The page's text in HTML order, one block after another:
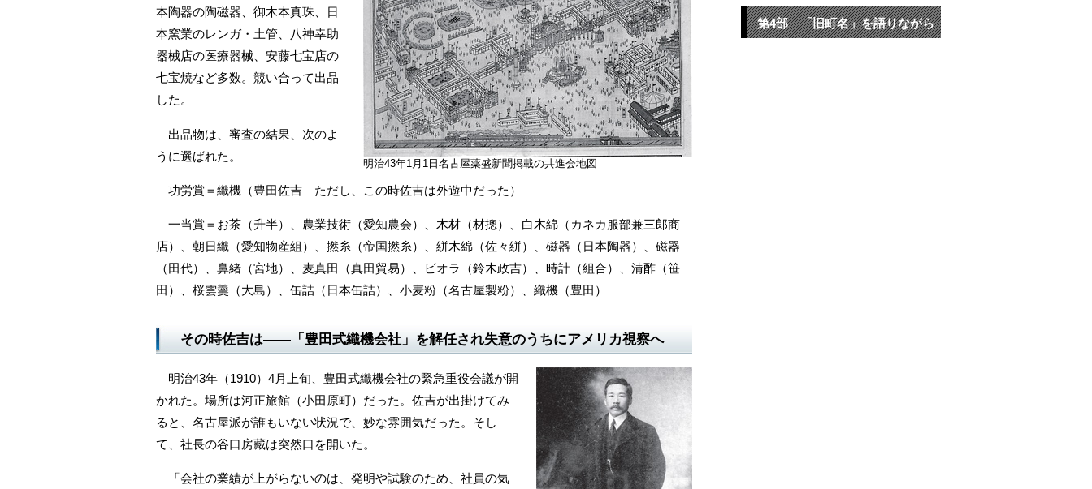
明治43年1月1日名古屋薬盛新聞掲載の共進会地図
本陶器の陶磁器、御木本真珠、日
本窯業のレンガ・土管、八神幸助
器械店の医療器械、安藤七宝店の
七宝焼など多数。競い合って出品
した。
出品物は、審査の結果、次のよ
うに選ばれた。
功労賞＝織機（豊田佐吉 ただし、この時佐吉は外遊中だった）
一当賞＝お茶（升半）、農業技術（愛知農会）、木材（材摠）、白木綿（カネカ服部兼三郎商
店）、朝日織（愛知物産組）、撚糸（帝国撚糸）、絣木綿（佐々絣）、磁器（日本陶器）、磁器
（田代）、鼻緒（宮地）、麦真田（真田貿易）、ビオラ（鈴木政吉）、時計（組合）、清酢（笹
田）、桜雲羹（大島）、缶詰（日本缶詰）、小麦粉（名古屋製粉）、織機（豊田）
その時佐吉は――「豊田式織機会社」を解任され失意のうちにアメリカ視察へ
明治43年（1910）4月上旬、豊田式織機会社の緊急重役会議が開
かれた。場所は河正旅館（小田原町）だった。佐吉が出掛けてみ
ると、名古屋派が誰もいない状況で、妙な雰囲気だった。そし
て、社長の谷口房藏は突然口を開いた。
「会社の業績が上がらないのは、発明や試験のため、社員の気
第4部 「旧町名」を語りながら